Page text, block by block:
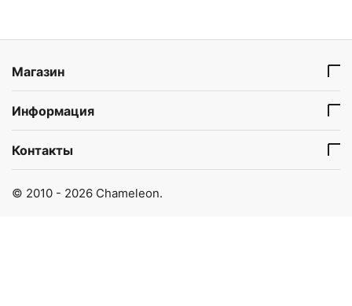
Магазин
Информация
Контакты
© 2010 - 2026 Chameleon.